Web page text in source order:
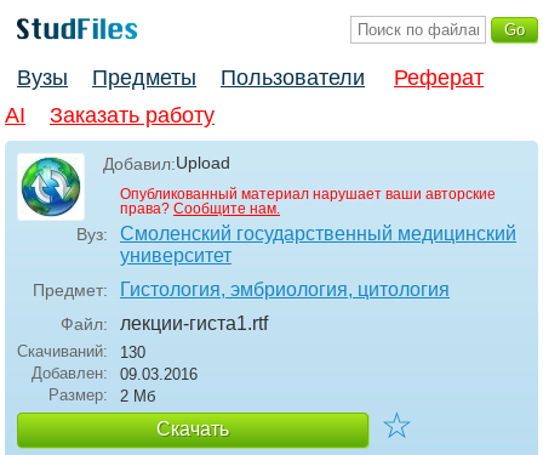
Вузы Предметы Пользователи
Реферат
AI
Заказать работу
Добавил:Upload
Опубликованный материал нарушает ваши авторские
права? Сообщите нам.
Вуз:
Смоленский государственный медицинский
университет
Предмет: Гистология, эмбриология, цитология
Файл: лекции-гиста1.rtf
Скачиваний:
130
Добавлен:
09.03.2016
Размер:
2 Мб
Скачать ☆